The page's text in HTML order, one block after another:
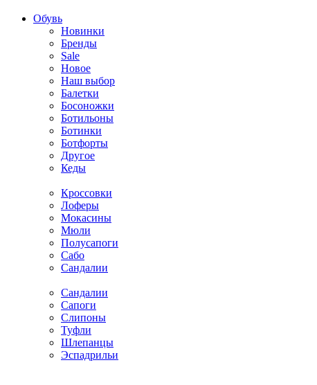
Обувь
Новинки
Бренды
Sale
Новое
Наш выбор
Балетки
Босоножки
Ботильоны
Ботинки
Ботфорты
Другое
Кеды
Кроссовки
Лоферы
Мокасины
Мюли
Полусапоги
Сабо
Сандалии
Сандалии
Сапоги
Слипоны
Туфли
Шлепанцы
Эспадрильи